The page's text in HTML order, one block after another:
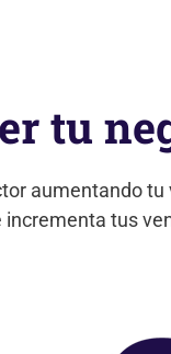
tu
aumentando
incrementa tus